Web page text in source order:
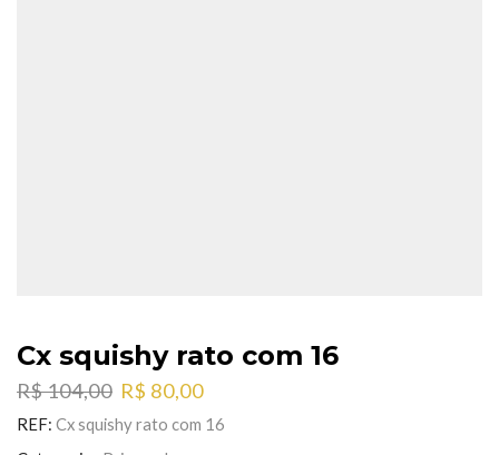
Cx squishy rato com 16
R$104,00 O
preço
original
R$ 80,00O
preço
atual
REF: Cx squishy rato com 16